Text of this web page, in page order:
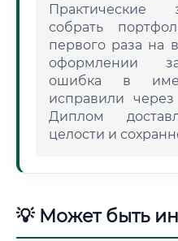
Практические
собрать
первого раза на
оформлении
ошибка в
исправили
Диплом
целости и
💡 Может быть